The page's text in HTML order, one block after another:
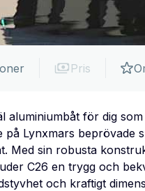
Pris
aluminiumbåt för dig
på Lynxmars
Med sin robusta
C26 en trygg och
och kraftigt